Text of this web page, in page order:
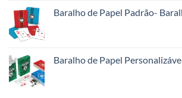
Baralho de Papel Padrão-
Baralho de Papel